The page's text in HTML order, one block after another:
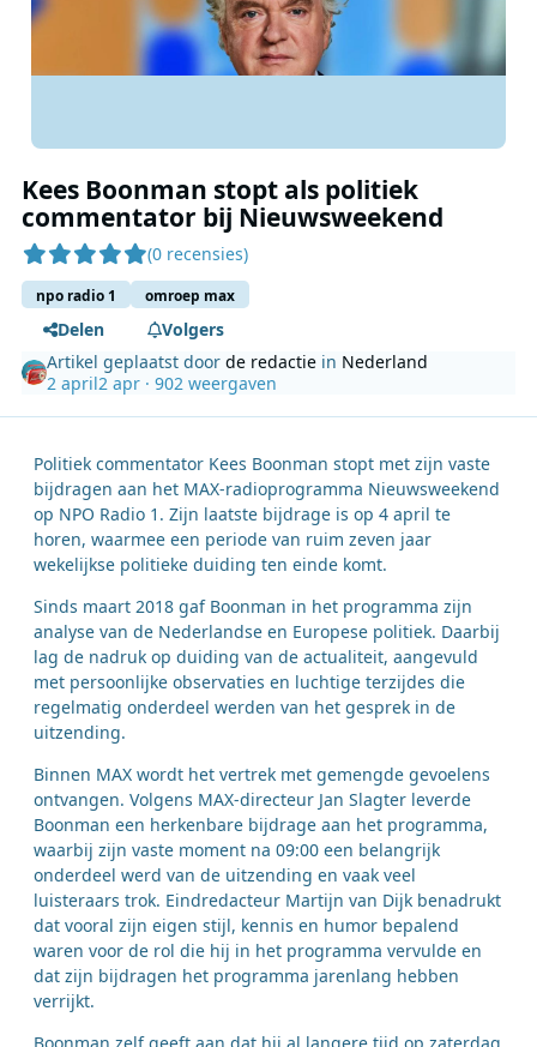
Kees Boonman stopt als politiek
commentator bij Nieuwsweekend
(0 recensies)
npo radio 1 omroep max
Delen
Volgers
Artikel geplaatst doorde redactie in Nederland
2 april2 apr · 902 weergaven
Politiek commentator Kees Boonman stopt met zijn vaste
bijdragen aan het MAX-radioprogramma Nieuwsweekend
op NPO Radio 1. Zijn laatste bijdrage is op 4 april te
horen, waarmee een periode van ruim zeven jaar
wekelijkse politieke duiding ten einde komt.
Sinds maart 2018 gaf Boonman in het programma zijn
analyse van de Nederlandse en Europese politiek. Daarbij
lag de nadruk op duiding van de actualiteit, aangevuld
met persoonlijke observaties en luchtige terzijdes die
regelmatig onderdeel werden van het gesprek in de
uitzending.
Binnen MAX wordt het vertrek met gemengde gevoelens
ontvangen. Volgens MAX-directeur Jan Slagter leverde
Boonman een herkenbare bijdrage aan het programma,
waarbij zijn vaste moment na 09:00 een belangrijk
onderdeel werd van de uitzending en vaak veel
luisteraars trok. Eindredacteur Martijn van Dijk benadrukt
dat vooral zijn eigen stijl, kennis en humor bepalend
waren voor de rol die hij in het programma vervulde en
dat zijn bijdragen het programma jarenlang hebben
verrijkt.